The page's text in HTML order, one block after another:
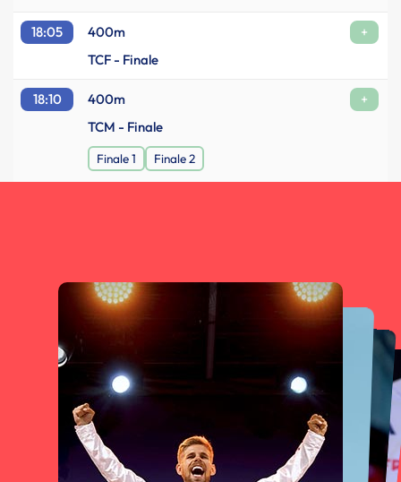
18:05 400m
+
TCF - Finale
18:10 400m
+
TCM - Finale
Finale 1 Finale 2